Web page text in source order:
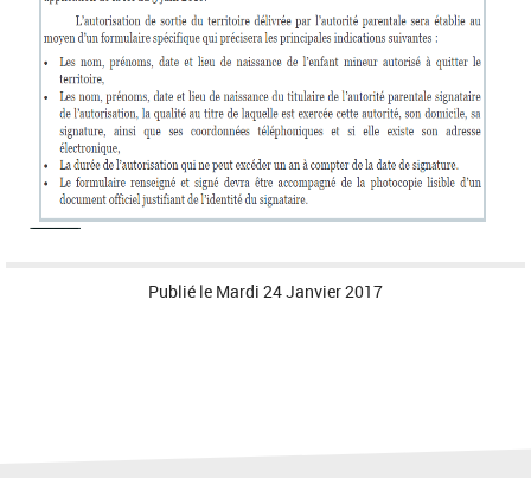
Publié le Mardi 24 Janvier 2017